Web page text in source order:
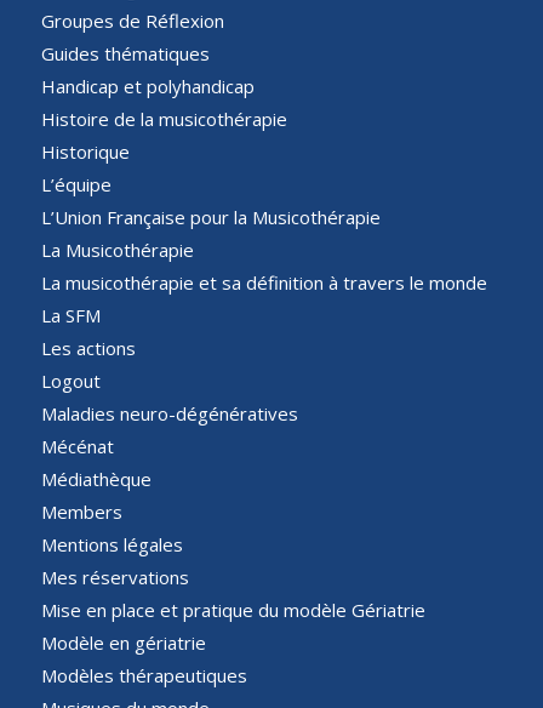
Groupes de Réflexion
Guides thématiques
Handicap et polyhandicap
Histoire de la musicothérapie
Historique
L’équipe
L’Union Française pour la Musicothérapie
La Musicothérapie
La musicothérapie et sa définition à travers le monde
La SFM
Les actions
Logout
Maladies neuro-dégénératives
Mécénat
Médiathèque
Members
Mentions légales
Mes réservations
Mise en place et pratique du modèle Gériatrie
Modèle en gériatrie
Modèles thérapeutiques